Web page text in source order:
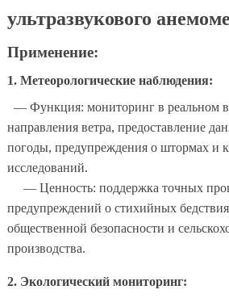
ультразвукового
Применение:
1. Метеорологические наблюдения:
— Функция: мониторинг в реальном
направления ветра, предоставление
погоды, предупреждения о штормах и
исследований.
— Ценность: поддержка точных
предупреждений о стихийных
общественной безопасности и
производства.
2. Экологический мониторинг: